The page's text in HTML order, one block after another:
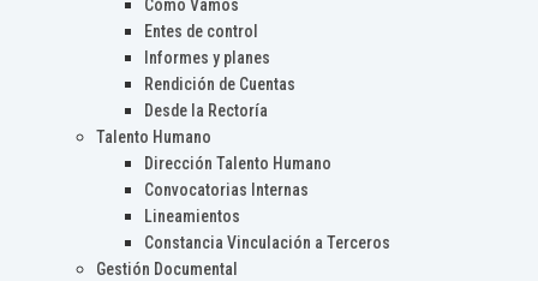
Cómo Vamos
Entes de control
Informes y planes
Rendición de Cuentas
Desde la Rectoría
Talento Humano
Dirección Talento Humano
Convocatorias Internas
Lineamientos
Constancia Vinculación a Terceros
Gestión Documental